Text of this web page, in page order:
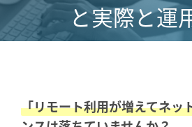
と実際と運
「リモート利用が増えてネッ